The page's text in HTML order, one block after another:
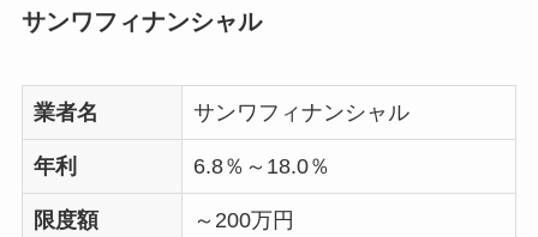
サンワフィナンシャル
業者名 サンワフィナンシャル
年利 6.8％～18.0％
限度額 ～200万円